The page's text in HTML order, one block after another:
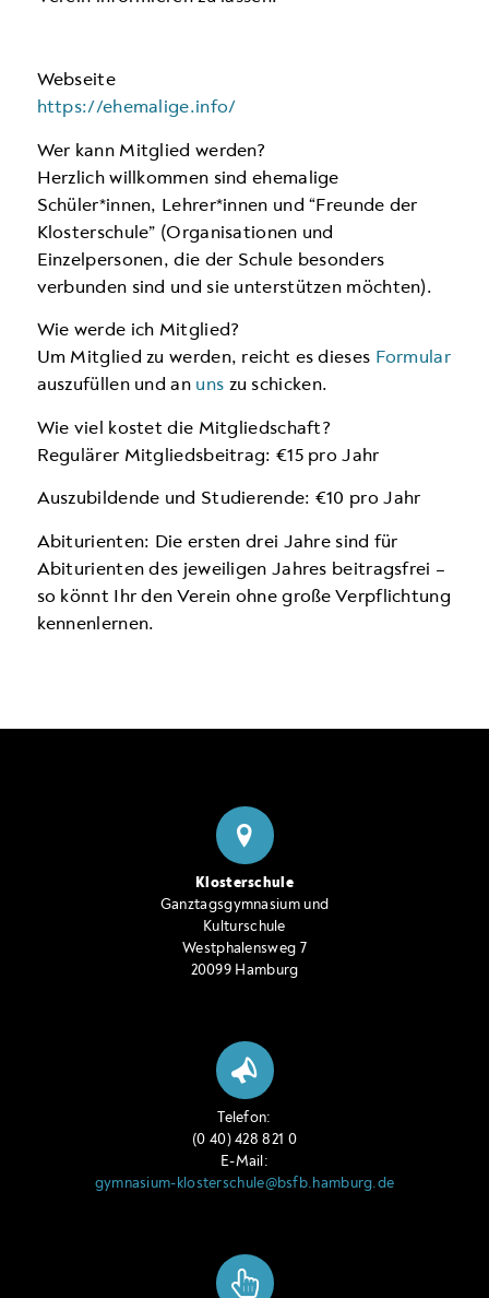
Webseite
https://ehemalige.info/
Wer kann Mitglied werden?
Herzlich willkommen sind ehemalige
Schüler*innen, Lehrer*innen und “Freunde der
Klosterschule” (Organisationen und
Einzelpersonen, die der Schule besonders
verbunden sind und sie unterstützen möchten).
Wie werde ich Mitglied?
Um Mitglied zu werden, reicht es dieses Formular
auszufüllen und an uns zu schicken.
Wie viel kostet die Mitgliedschaft?
Regulärer Mitgliedsbeitrag: €15 pro Jahr
Auszubildende und Studierende: €10 pro Jahr
Abiturienten: Die ersten drei Jahre sind für
Abiturienten des jeweiligen Jahres beitragsfrei –
so könnt Ihr den Verein ohne große Verpflichtung
kennenlernen.
Klosterschule
Ganztagsgymnasium und
Kulturschule
Westphalensweg 7
20099 Hamburg
Telefon:
(0 40) 428 821 0
E-Mail:
gymnasium-klosterschule@bsfb.hamburg.de